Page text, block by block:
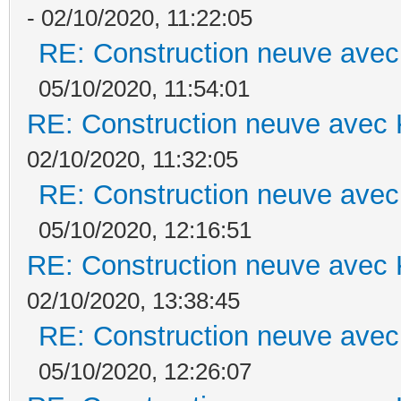
- 02/10/2020, 11:22:05
RE: Construction neuve
05/10/2020, 11:54:01
RE: Construction neuve avec
02/10/2020, 11:32:05
RE: Construction neuve
05/10/2020, 12:16:51
RE: Construction neuve avec
02/10/2020, 13:38:45
RE: Construction neuve
05/10/2020, 12:26:07